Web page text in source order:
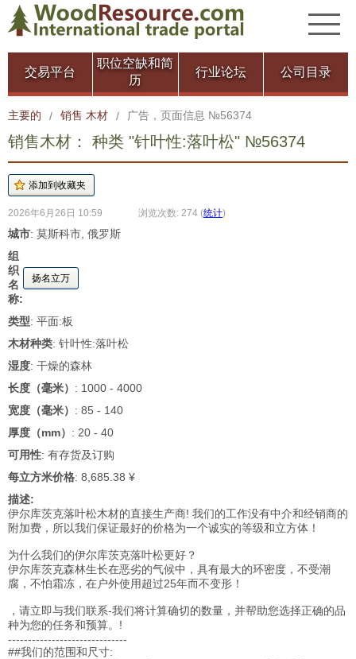
交易平台
职位空缺和简
历
行业论坛 公司目录
主要的 / 销售 木材 / 广告，页面信息 №56374
销售木材： 种类 "针叶性:落叶松" №56374
2026年6月26日 10:59 浏览次数: 274 (统计)
城市: 莫斯科市, 俄罗斯
组
织
名
称:
扬名立万
类型: 平面:板
木材种类: 针叶性:落叶松
湿度: 干燥的森林
长度（毫米） : 1000 - 4000
宽度（毫米） : 85 - 140
厚度（mm） : 20 - 40
可用性: 有存货及订购
每立方米价格: 8,685.38 ¥
描述:
伊尔库茨克落叶松木材的直接生产商! 我们的工作没有中介和经销商的
附加费，所以我们保证最好的价格为一个诚实的等级和立方体！
为什么我们的伊尔库茨克落叶松更好？
伊尔库茨克森林生长在恶劣的气候中，具有最大的环密度，不受潮
腐，不怕霜冻，在户外使用超过25年而不变形！
，请立即与我们联系-我们将计算确切的数量，并帮助您选择正确的品
种为您的任务和预算。!
------------------------------
##我们的范围和尺寸: